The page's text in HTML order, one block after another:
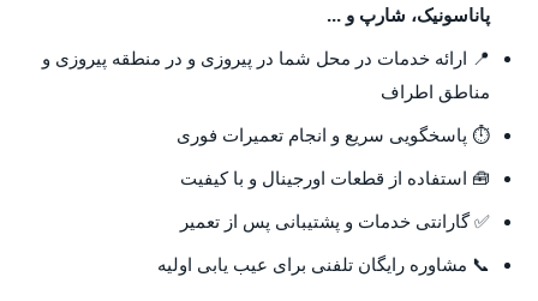
پاناسونیک، شارپ و ...
📍 ارائه خدمات در محل شما در پیروزی و در منطقه پیروزی و
مناطق اطراف
⏱️ پاسخگویی سریع و انجام تعمیرات فوری
🧰 استفاده از قطعات اورجینال و با کیفیت
✅ گارانتی خدمات و پشتیبانی پس از تعمیر
📞 مشاوره رایگان تلفنی برای عیب یابی اولیه